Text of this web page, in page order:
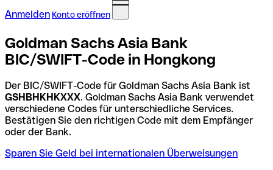
Anmelden Konto eröffnen
Goldman Sachs Asia Bank
BIC/SWIFT-Code in Hongkong
Der BIC/SWIFT-Code für Goldman Sachs Asia Bank ist
GSHBHKHKXXX. Goldman Sachs Asia Bank verwendet
verschiedene Codes für unterschiedliche Services.
Bestätigen Sie den richtigen Code mit dem Empfänger
oder der Bank.
Sparen Sie Geld bei internationalen Überweisungen